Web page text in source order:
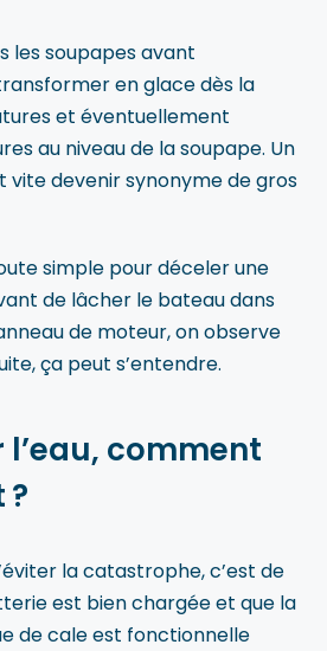
les soupapes avant
en glace dès la
et éventuellement
au niveau de la soupape. Un
vite devenir synonyme de gros
simple pour déceler une
de lâcher le bateau dans
de moteur, on observe
ça peut s’entendre.
l’eau, comment
?
la catastrophe, c’est de
est bien chargée et que la
de cale est fonctionnelle